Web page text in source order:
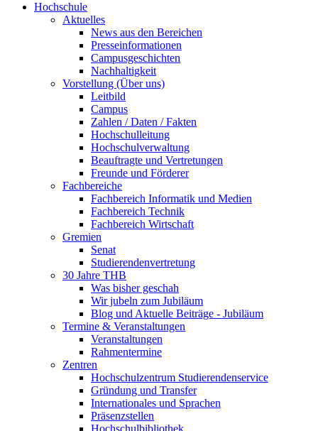
Hochschule
Aktuelles
News aus den Bereichen
Presseinformationen
Campusgeschichten
Nachhaltigkeit
Vorstellung (Über uns)
Leitbild
Campus
Zahlen / Daten / Fakten
Hochschulleitung
Hochschulverwaltung
Beauftragte und Vertretungen
Freunde und Förderer
Fachbereiche
Fachbereich Informatik und Medien
Fachbereich Technik
Fachbereich Wirtschaft
Gremien
Senat
Studierendenvertretung
30 Jahre THB
Was bisher geschah
Wir jubeln zum Jubiläum
Blog und Aktuelle Beiträge - Jubiläum
Termine & Veranstaltungen
Veranstaltungen
Rahmentermine
Zentren
Hochschulzentrum Studierendenservice
Gründung und Transfer
Internationales und Sprachen
Präsenzstellen
Hochschulbibliothek